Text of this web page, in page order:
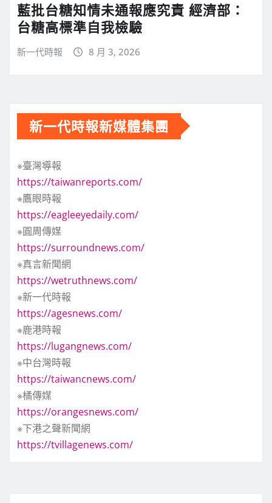
藍批台糖知情未通報應究責 經濟部：
台糖高標準自我檢驗
新一代時報 8 月 3, 2026
新一代時報新媒體集團
※臺灣導報
https://taiwanreports.com/
※鷹眼時報
https://eagleeyedaily.com/
※圓周傳媒
https://surroundnews.com/
※真言新聞網
https://wetruthnews.com/
※新一代時報
https://agesnews.com/
※鹿港時報
https://lugangnews.com/
※中台灣時報
https://taiwancnews.com/
※橘傳媒
https://orangesnews.com/
※下港之聲新聞網
https://tvillagenews.com/